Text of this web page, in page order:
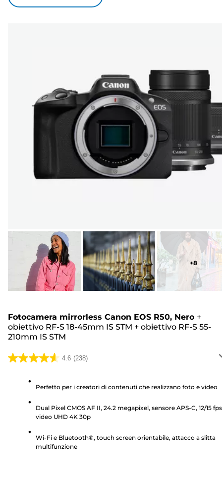
+8
Fotocamera mirrorless Canon EOS R50, Nero +
obiettivo RF-S 18-45mm IS STM + obiettivo RF-S 55-
210mm IS STM
4.6 (238)
4.6
stelle.
Perfetto per i creatori di contenuti che realizzano foto e video
Dual Pixel CMOS AF II, 24.2 megapixel, sensore APS-C, 12/15
video UHD 4K 30p
Wi-Fi e Bluetooth®, touch screen orientabile, attacco a slitta
multifunzione